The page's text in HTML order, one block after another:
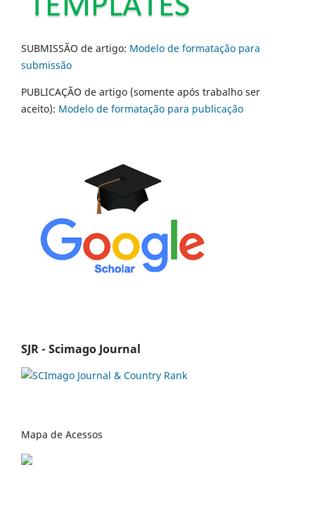
SUBMISSÃO de artigo: Modelo de formatação para
submissão
PUBLICAÇÃO de artigo (somente após trabalho ser
aceito): Modelo de formatação para publicação
SJR - Scimago Journal
Mapa de Acessos